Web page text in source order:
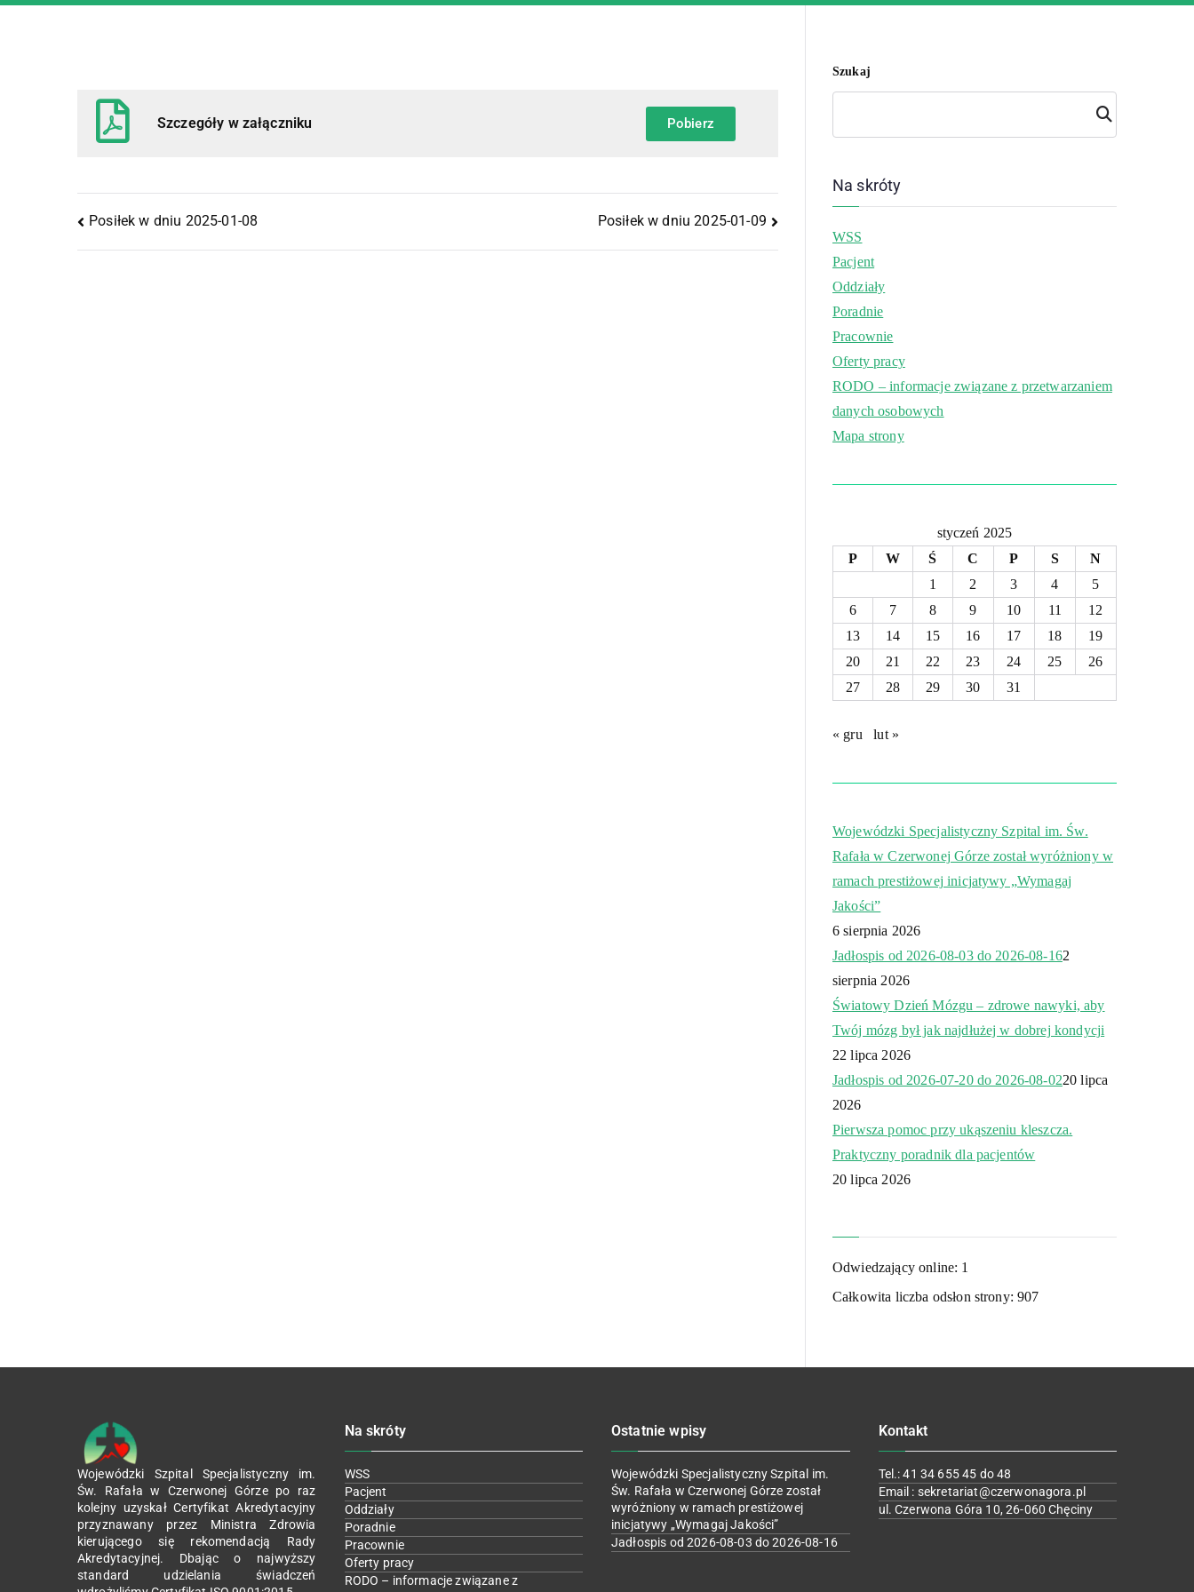
Szczegóły w załączniku Pobierz
Posiłek w dniu 2025-01-08 Posiłek w dniu 2025-01-09
Szukaj
Szuk
aj
Na skróty
WSS
Pacjent
Oddziały
Poradnie
Pracownie
Oferty pracy
RODO – informacje związane z przetwarzaniem
danych osobowych
Mapa strony
styczeń 2025
P
W Ś C P S
N
1
2 3 4
5
6
7 8 9 10 11
12
13
14 15 16 17 18
19
20
21 22 23 24 25
26
27
28 29 30 31
« gru lut »
Wojewódzki Specjalistyczny Szpital im. Św.
Rafała w Czerwonej Górze został wyróżniony w
ramach prestiżowej inicjatywy „Wymagaj
Jakości”
6 sierpnia 2026
Jadłospis od 2026-08-03 do 2026-08-162
sierpnia 2026
Światowy Dzień Mózgu – zdrowe nawyki, aby
Twój mózg był jak najdłużej w dobrej kondycji
22 lipca 2026
Jadłospis od 2026-07-20 do 2026-08-0220 lipca
2026
Pierwsza pomoc przy ukąszeniu kleszcza.
Praktyczny poradnik dla pacjentów
20 lipca 2026
Odwiedzający online: 1
Całkowita liczba odsłon strony:907
Wojewódzki Szpital Specjalistyczny im.
Św. Rafała w Czerwonej Górze po raz
kolejny uzyskał Certyfikat Akredytacyjny
przyznawany przez Ministra Zdrowia
kierującego się rekomendacją Rady
Akredytacyjnej. Dbając o najwyższy
standard udzielania świadczeń
Na skróty
WSS
Pacjent
Oddziały
Poradnie
Pracownie
Oferty pracy
RODO – informacje związane z
Ostatnie wpisy
Wojewódzki Specjalistyczny Szpital im.
Św. Rafała w Czerwonej Górze został
wyróżniony w ramach prestiżowej
inicjatywy „Wymagaj Jakości”
Jadłospis od 2026-08-03 do 2026-08-16
Kontakt
Tel.: 41 34 655 45 do 48
Email : sekretariat@czerwonagora.pl
ul. Czerwona Góra 10, 26-060 Chęciny